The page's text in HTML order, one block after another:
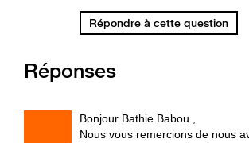
Répondre à cette question
Réponses
Bonjour Bathie Babou ,
Nous vous remercions de nous